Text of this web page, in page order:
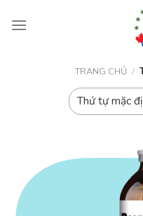
TRANG CHỦ /